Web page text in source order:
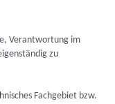
Verantwortung im
zu
Fachgebiet bzw.